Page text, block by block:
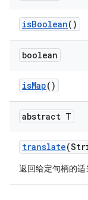
isBoolean()
boolean
isMap()
abstract T
translate
返回给定句柄的适